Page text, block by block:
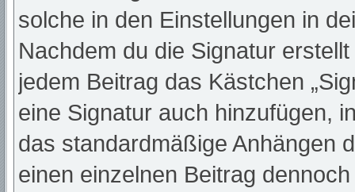
solche in den Einstellungen in
Nachdem du die Signatur
jedem Beitrag das Kästchen
eine Signatur auch hinzufügen,
das standardmäßige Anhängen
einen einzelnen Beitrag